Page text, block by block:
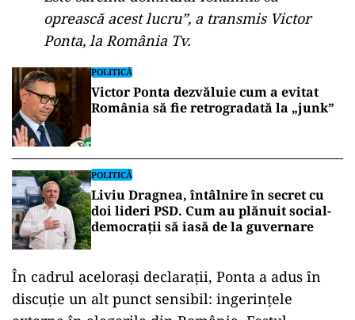
oprească acest lucru”, a transmis Victor
Ponta, la România Tv.
POLITICĂ
Victor Ponta dezvăluie cum a evitat
România să fie retrogradată la „junk”
POLITICĂ
Liviu Dragnea, întâlnire în secret cu
doi lideri PSD. Cum au plănuit social-
democrații să iasă de la guvernare
În cadrul acelorași declarații, Ponta a adus în
discuție un alt punct sensibil: ingerințele